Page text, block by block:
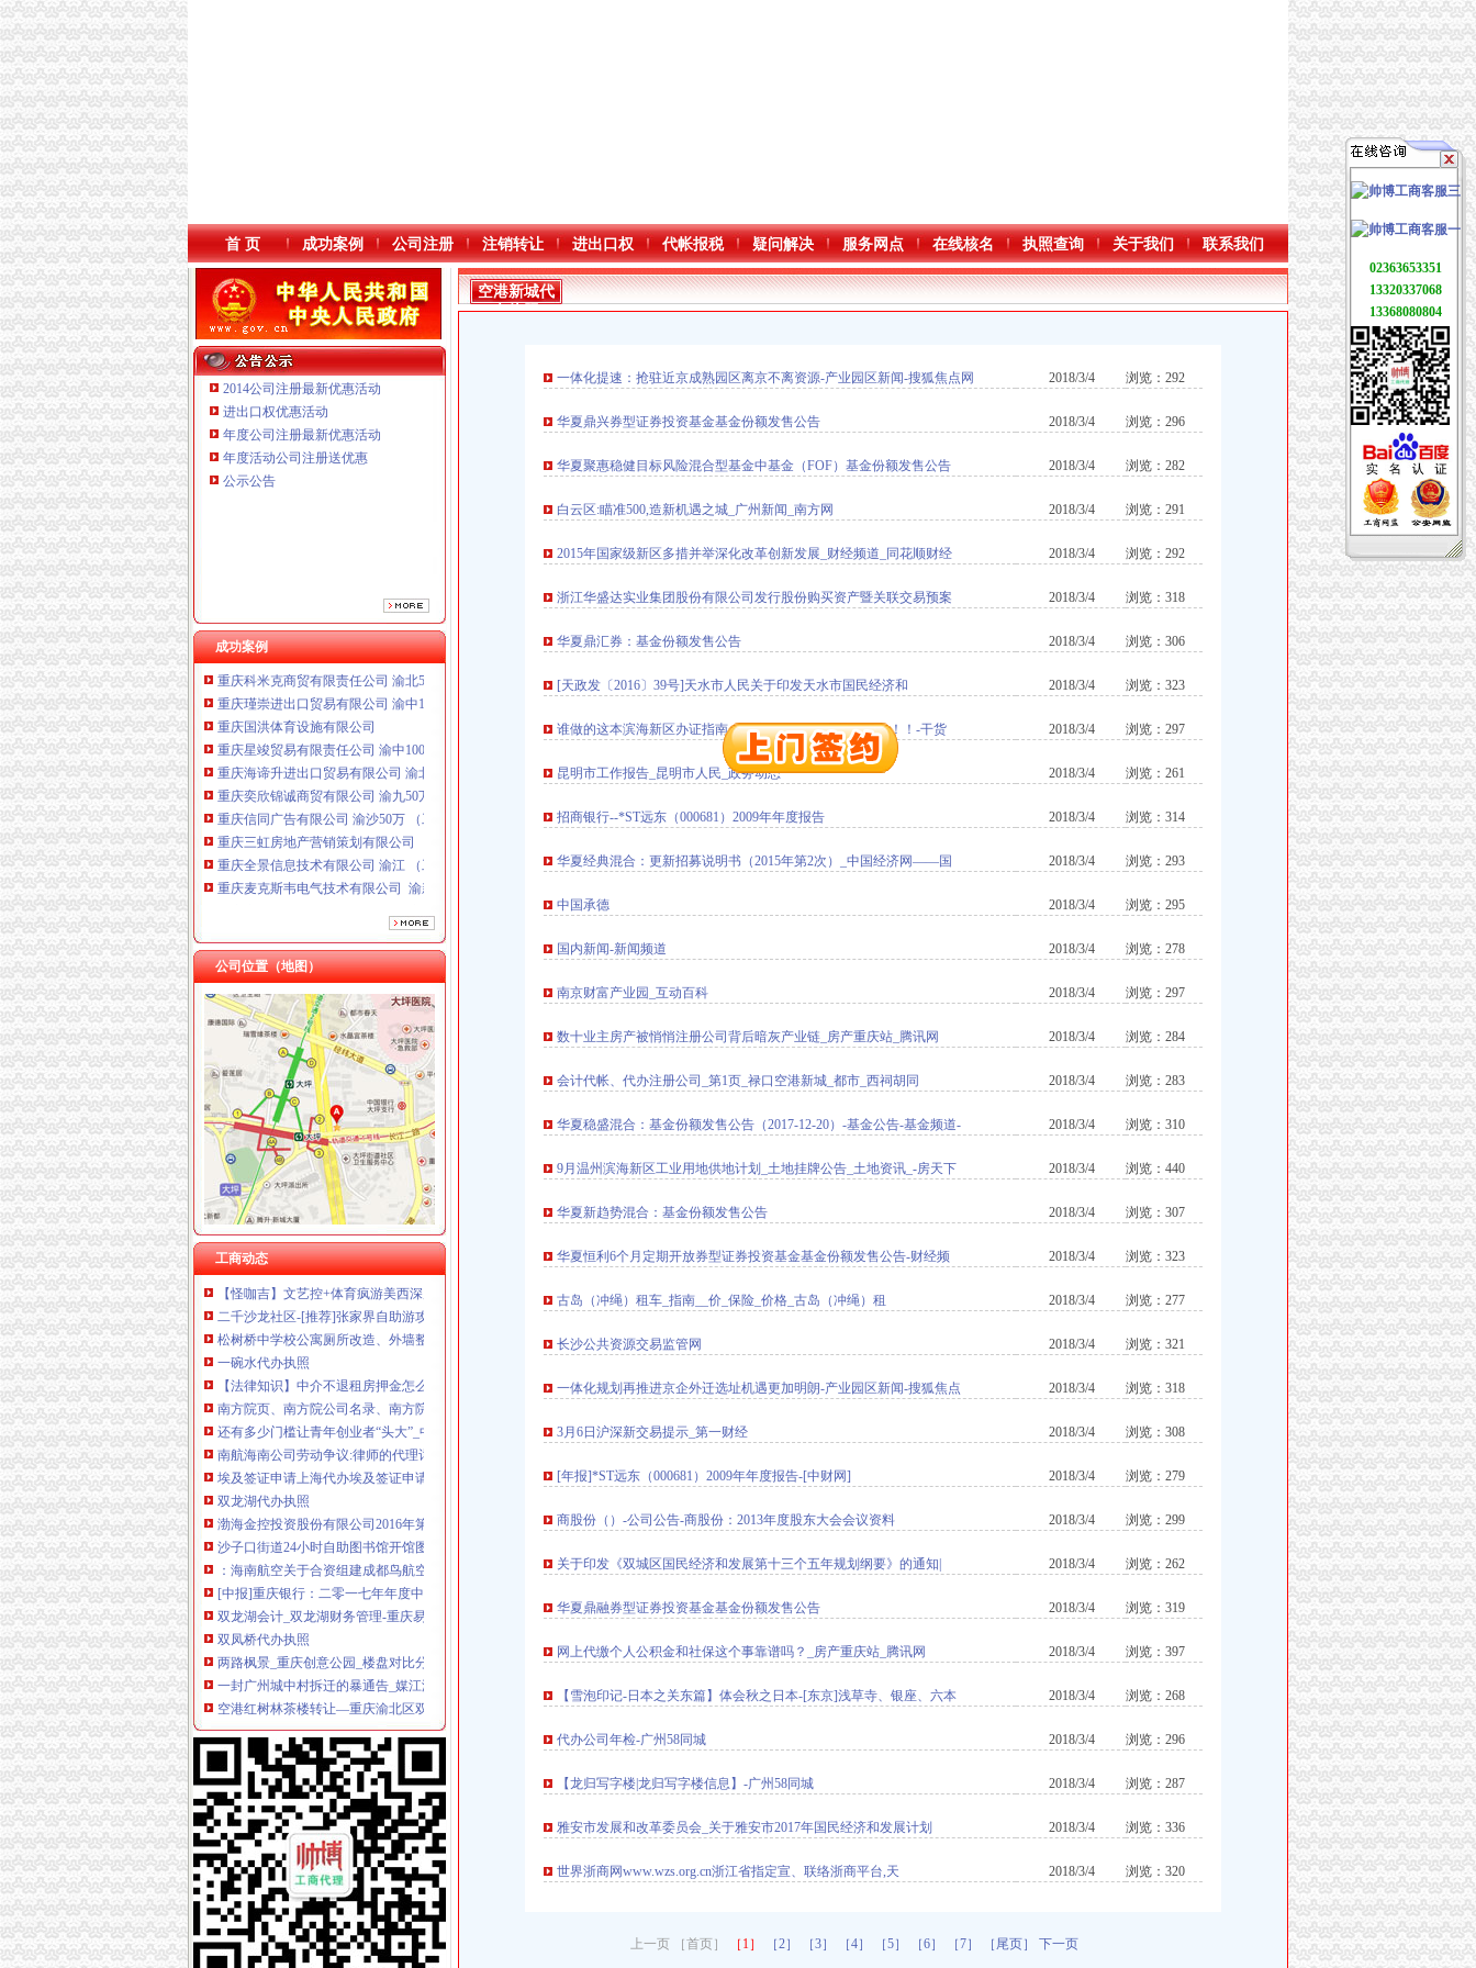
首 页 成功案例 公司注册 注销转让 进出口权 代帐报税 疑问解决 服务网点 在线核名 执照查询 关于我们 联系我们
2014公司注册最新优惠活动
进出口权优惠活动
年度公司注册最新优惠活动
年度活动公司注册送优惠
公示公告
成功案例
重庆国洪体育设施有限公司
重庆星竣贸易有限责任公司 渝中100万 （进出口权）
重庆麦克斯韦电气技术有限公司 渝新 （工商注册）
重庆市罗云科技有限公司 渝北 工商注册
重庆科米克商贸有限责任公司 渝北50万 （工商注册）
重庆瑾崇进出口贸易有限公司 渝中100万 （进出口权）
重庆国洪体育设施有限公司
重庆星竣贸易有限责任公司 渝中100万 （进出口权）
重庆海谛升进出口贸易有限公司 渝北100万 （进出口权）
重庆奕欣锦诚商贸有限公司 渝九50万 （工商注册）
重庆信同广告有限公司 渝沙50万 （工商注册）
重庆三虹房地产营销策划有限公司
重庆全景信息技术有限公司 渝江 （工商注册）
重庆麦克斯韦电气技术有限公司 渝新 （工商注册）
重庆市罗云科技有限公司 渝北 工商注册
重庆瑾崇进出口贸易有限公司 渝中100万 （进出口权）
公司位置（地图）
工商动态
加洲
【加洲印象海鲜折】_美团网
【加洲KTV团购】加洲KTV豪华欢唱套组团购-清远拉手网
重庆加洲宾馆预订_重庆加洲宾馆价格、地址、电话查询【同程酒店】
加洲光两房朝南,石家庄加洲光两房朝南二手房房源-石家庄安居客
加洲的古城堡_风景_POCO摄影
松树桥代办执照
重庆市商标变更代理|商标变更代理供应商|供应商标变更人名义变更重
《途牛发》浪游冲绳感受翡翠七海【多图】_冲绳游记_途牛
【怪咖吉】文艺控+体育疯游美西深度索旧金山洛杉矶?双城【多
二千沙龙社区-[推荐]张家界自助游攻略—别注意拉客骗客之种种手段
松树桥中学校公寓厕所改造、外墙整、学术报告厅维修工程招
一碗水代办执照
【法律知识】中介不退租房押金怎么办?
南方院页、南方院公司名录、南方院供应商、南方院制造商
还有多少门槛让青年创业者“头大”_中国经济网——国家经济门户
南航海南公司劳动争议:律师的代理词_南航内幕_新浪博客
埃及签证申请上海代办埃及签证申请上海**办理埃及旅游签证申请-上
双龙湖代办执照
渤海金控投资股份有限公司2016年第五次临时董事会会议决议公告_新
沙子口街道24小时自助图书馆开馆图书近3000册
：海南航空关于合资组建成都鸟航空有限公司暨关联交易的
[中报]重庆银行：二零一七年年度中期报告-[中财网]
双龙湖会计_双龙湖财务管理-重庆易登网
双凤桥代办执照
两路枫景_重庆创意公园_楼盘对比分析-重庆乐居
一封广州城中村拆迁的暴通告_媒江湖_论坛_天涯社区
空港红树林茶楼转让—重庆渝北区双凤桥恒信气相谱仪
王宏义信用查询_王宏义法人/相关公司信用报告查询–阿里巴巴企业诚
渝北区兴隆镇龙平等（2）个村土地整理项目确定招标代理机构的公告-
两路代办执照
重庆鹏鑫财务咨询有限公司两路分公司联系方式_信用报告_工商信息-
北京注册公司,北京代办执照,注册公司代理_志趣网
重庆钢运置业代理有限公司两路分公司万科朗润园经营部_【电话地址_
武汉公司注册_代理记账_执照代办_会计代账_一品创客（武汉）企业服
【普陀区代办营业执照、公司注册代办流程费用】-公司注册-上海赶集网
龙溪代办执照
宜州市龙溪路(二桥至三桥)道路工程(二标段)施工招标公告_
【重庆中国移动通信西部代理店（重庆市渝北区分局巡支队龙
公司注册,注销,代办进出口权,申请一般纳税人_志趣网
空港新城代
办执照
一体化提速：抢驻近京成熟园区离京不离资源-产业园区新闻-搜狐焦点网 2018/3/4 浏览：292
华夏鼎兴券型证券投资基金基金份额发售公告 2018/3/4 浏览：296
华夏聚惠稳健目标风险混合型基金中基金（FOF）基金份额发售公告 2018/3/4 浏览：282
白云区:瞄准500,造新机遇之城_广州新闻_南方网 2018/3/4 浏览：291
2015年国家级新区多措并举深化改革创新发展_财经频道_同花顺财经 2018/3/4 浏览：292
浙江华盛达实业集团股份有限公司发行股份购买资产暨关联交易预案 2018/3/4 浏览：318
华夏鼎汇券：基金份额发售公告 2018/3/4 浏览：306
[天政发〔2016〕39号]天水市人民关于印发天水市国民经济和 2018/3/4 浏览：323
谁做的这本滨海新区办证指南！太实用太全了,全明白了！！！-干货 2018/3/4 浏览：297
昆明市工作报告_昆明市人民_政务动态 2018/3/4 浏览：261
招商银行--*ST远东（000681）2009年年度报告 2018/3/4 浏览：314
华夏经典混合：更新招募说明书（2015年第2次）_中国经济网——国 2018/3/4 浏览：293
中国承德 2018/3/4 浏览：295
国内新闻-新闻频道 2018/3/4 浏览：278
南京财富产业园_互动百科 2018/3/4 浏览：297
数十业主房产被悄悄注册公司背后暗灰产业链_房产重庆站_腾讯网 2018/3/4 浏览：284
会计代帐、代办注册公司_第1页_禄口空港新城_都市_西祠胡同 2018/3/4 浏览：283
华夏稳盛混合：基金份额发售公告（2017-12-20）-基金公告-基金频道- 2018/3/4 浏览：310
9月温州滨海新区工业用地供地计划_土地挂牌公告_土地资讯_-房天下 2018/3/4 浏览：440
华夏新趋势混合：基金份额发售公告 2018/3/4 浏览：307
华夏恒利6个月定期开放券型证券投资基金基金份额发售公告-财经频 2018/3/4 浏览：323
古岛（冲绳）租车_指南__价_保险_价格_古岛（冲绳）租 2018/3/4 浏览：277
长沙公共资源交易监管网 2018/3/4 浏览：321
一体化规划再推进京企外迁选址机遇更加明朗-产业园区新闻-搜狐焦点 2018/3/4 浏览：318
3月6日沪深新交易提示_第一财经 2018/3/4 浏览：308
[年报]*ST远东（000681）2009年年度报告-[中财网] 2018/3/4 浏览：279
商股份（）-公司公告-商股份：2013年度股东大会会议资料 2018/3/4 浏览：299
关于印发《双城区国民经济和发展第十三个五年规划纲要》的通知| 2018/3/4 浏览：262
华夏鼎融券型证券投资基金基金份额发售公告 2018/3/4 浏览：319
网上代缴个人公积金和社保这个事靠谱吗？_房产重庆站_腾讯网 2018/3/4 浏览：397
【雪泡印记-日本之关东篇】体会秋之日本-[东京]浅草寺、银座、六本 2018/3/4 浏览：268
代办公司年检-广州58同城 2018/3/4 浏览：296
【龙归写字楼|龙归写字楼信息】-广州58同城 2018/3/4 浏览：287
雅安市发展和改革委员会_关于雅安市2017年国民经济和发展计划 2018/3/4 浏览：336
世界浙商网www.wzs.org.cn浙江省指定宣、联络浙商平台,天 2018/3/4 浏览：320
上一页 ［首页］ ［1］ ［2］ ［3］ ［4］ ［5］ ［6］ ［7］ ［尾页］ 下一页
02363653351
13320337068
13368080804